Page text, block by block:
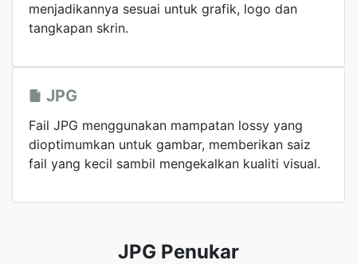
menjadikannya sesuai untuk grafik, logo dan
tangkapan skrin.
JPG
Fail JPG menggunakan mampatan lossy yang
dioptimumkan untuk gambar, memberikan saiz
fail yang kecil sambil mengekalkan kualiti visual.
JPG Penukar